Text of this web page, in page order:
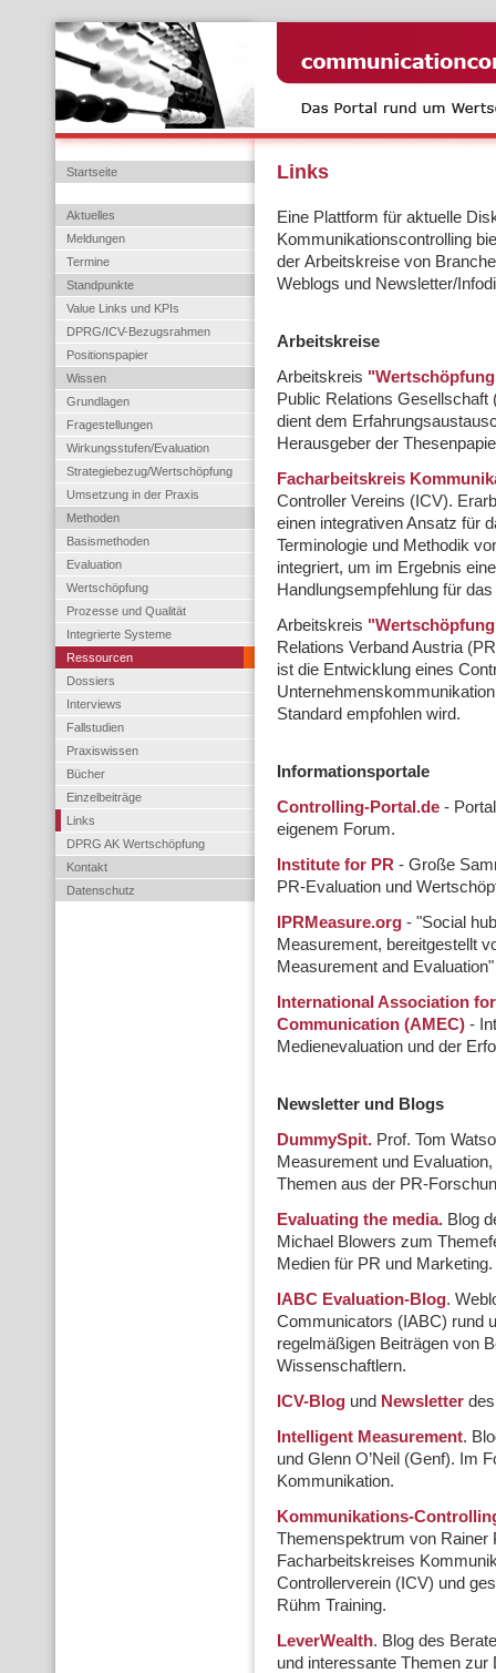
Startseite
Aktuelles
Meldungen
Termine
Standpunkte
Value Links und KPIs
DPRG/ICV-Bezugsrahmen
Positionspapier
Wissen
Grundlagen
Fragestellungen
Wirkungsstufen/Evaluation
Strategiebezug/Wertschöpfung
Umsetzung in der Praxis
Methoden
Basismethoden
Evaluation
Wertschöpfung
Prozesse und Qualität
Integrierte Systeme
Ressourcen
Dossiers
Interviews
Fallstudien
Praxiswissen
Bücher
Einzelbeiträge
Links
DPRG AK Wertschöpfung
Kontakt
Datenschutz
Links
Eine Plattform für aktuelle
Kommunikationscontrolling
der Arbeitskreise von
Weblogs und Newsletter/
Arbeitskreise
Arbeitskreis
Public Relations
dient dem
Herausgeber der
Facharbeitskreis
Controller Vereins (ICV).
einen integrativen Ansatz für
Terminologie und Methodik
integriert, um im Ergebnis
Handlungsempfehlung für
Arbeitskreis
Relations Verband Austria
ist die Entwicklung eines
Standard empfohlen wird.
Informationsportale
Controlling-Portal.de -
eigenem Forum.
Institute for PR - Große
PR-Evaluation und
IPRMeasure.org - "Social
Measurement, bereitgestellt
Measurement and
International Association
Communication (AMEC) -
Medienevaluation und der
Newsletter und Blogs
DummySpit. Prof. Tom
Measurement und
Themen aus der PR-
Evaluating the media. Blog
Michael Blowers zum
Medien für PR und Marketing.
IABC Evaluation-Blog.
Communicators (IABC) rund
regelmäßigen Beiträgen von
Wissenschaftlern.
ICV-Blog und Newsletter
Intelligent Measurement.
und Glenn O’Neil (Genf). Im
Kommunikation.
Kommunikations-
Themenspektrum von Rainer
Facharbeitskreises
Controllerverein (ICV) und
Rühm Training.
LeverWealth. Blog des
und interessante Themen zur